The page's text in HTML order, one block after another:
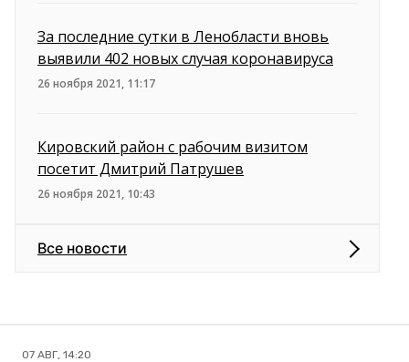
За последние сутки в Ленобласти вновь
выявили 402 новых случая коронавируса
26 ноября 2021, 11:17
Кировский район c рабочим визитом
посетит Дмитрий Патрушев
26 ноября 2021, 10:43
Все новости
07 АВГ, 14:20